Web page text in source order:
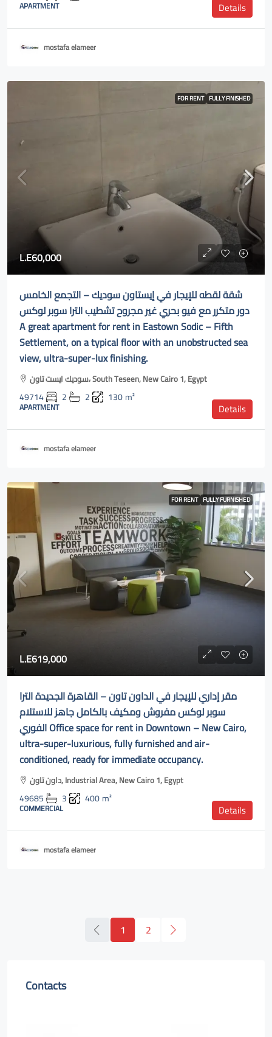
APARTMENT Details
mostafa elameer
FOR RENT FULLY FINISHED
L.E60,000
شقة لقطه للإيجار في إيستاون سوديك – التجمع الخامس
دور متكرر مع فيو بحري غير مجروح تشطيب الترا سوبر لوكس
A great apartment for rent in Eastown Sodic – Fifth
Settlement, on a typical floor with an unobstructed sea
view, ultra-super-lux finishing.
سوديك ايست تاون، South Teseen, New Cairo 1, Egypt
49714 2 2 130m²
APARTMENT Details
mostafa elameer
FOR RENT FULLY FURNISHED
L.E619,000
مقر إداري للإيجار في الداون تاون – القاهرة الجديدة الترا
سوبر لوكس مفروش ومكيف بالكامل جاهز للاستلام
الفوري Office space for rent in Downtown – New Cairo,
ultra-super-luxurious, fully furnished and air-
conditioned, ready for immediate occupancy.
داون تاون, Industrial Area, New Cairo 1, Egypt
49685 3 400m²
COMMERCIAL Details
mostafa elameer
1 2
Contacts